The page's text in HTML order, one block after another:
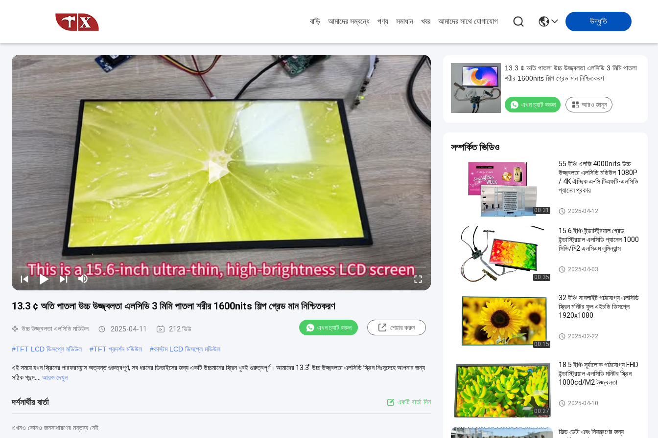
বাড়ি আমাদের সম্বন্ধে পণ্য সমাধান খবর আমাদের সাথে যোগাযোগ উদ্ধৃতি
13.3 ¢ অতি পাতলা উচ্চ উজ্জ্বলতা এলসিডি 3 মিমি পাতলা শরীর 1600nits শিল্প গ্রেড মান নিশ্চিতকরণ
উচ্চ উজ্জ্বলতা এলসিডি মডিউল 2025-04-11 212 ভিউ এখন চ্যাট করুন শেয়ার করুন
#TFT LCD ডিসপ্লে মডিউল #TFT প্রদর্শন মডিউল #কাস্টম LCD ডিসপ্লে মডিউল
এই সময়ে যখন স্ক্রিনের পারফরম্যান্স অত্যন্ত গুরুত্বপূর্ণ, সব ধরনের ডিভাইসের জন্য একটি উচ্চমানের স্ক্রিন খুবই গুরুত্বপূর্ণ। আমাদের 13.3 ̊ উচ্চ উজ্জ্বলতা এলসিডি স্ক্রিন নিঃসন্দেহে আপনার জন্য
সঠিক পছন্দ....
আরও দেখুন
দর্শনার্থীর বার্তা একটি বার্তা দিন
এখনও কোনও জনসাধারণের মন্তব্য নেই
13.3 ¢ অতি পাতলা উচ্চ উজ্জ্বলতা এলসিডি 3 মিমি পাতলা
শরীর 1600nits শিল্প গ্রেড মান নিশ্চিতকরণ
এখন চ্যাট করুন আরও জানুন
সম্পর্কিত ভিডিও
00:31
55 ইঞ্চি এলজি 4000nits উচ্চ
উজ্জ্বলতা এলসিডি মডিউল 1080P
/ 4K ঐচ্ছিক এ-সি টিএফটি-এলসিডি
প্যানেল প্রকার
উচ্চ উজ্জ্বলতা এলসিডি মডিউল
2025-04-12
00:35
15.6 ইঞ্চি ইন্ডাস্ট্রিয়াল গ্রেড
ইন্ডাস্ট্রিয়াল এলসিডি প্যানেল 1000
সিডি/মি2 এলসিএম লুমিন্যান্স
উচ্চ উজ্জ্বলতা এলসিডি মডিউল
2025-04-03
00:15
32 ইঞ্চি সানলাইট পাঠযোগ্য এলসিডি
স্ক্রিন মনিটর ফুল এইচডি ডিসপ্লে
1920x1080
উচ্চ উজ্জ্বলতা এলসিডি মডিউল
2025-02-22
00:27
18.5 ইঞ্চি সূর্যালোক পাঠযোগ্য FHD
ইন্ডাস্ট্রিয়াল এলসিডি মনিটর স্ক্রিন
1000cd/M2 উজ্জ্বলতা
উচ্চ উজ্জ্বলতা এলসিডি মডিউল
2025-04-10
ফিল্ড ডেটা এবং নিয়ন্ত্রণের জন্য